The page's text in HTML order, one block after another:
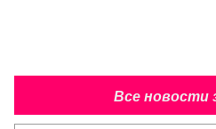
Все новости